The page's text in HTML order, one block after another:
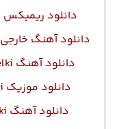
دانلود ریمیکس dedublüman belki _ ترند اینستا
دانلود آهنگ خارجی dedublüman belki کلیپ اینستایی
دانلود آهنگ dedublüman belki _ ترند تیک تاک
دانلود موزیک dedublüman belki + متن کامل
دانلود آهنگ dedublüman belki با صدای بچه